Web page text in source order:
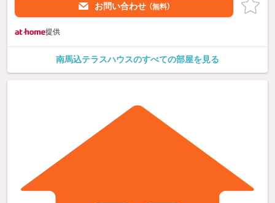
お問い合わせ （無料）
提供
南馬込テラスハウスのすべての部屋を見る